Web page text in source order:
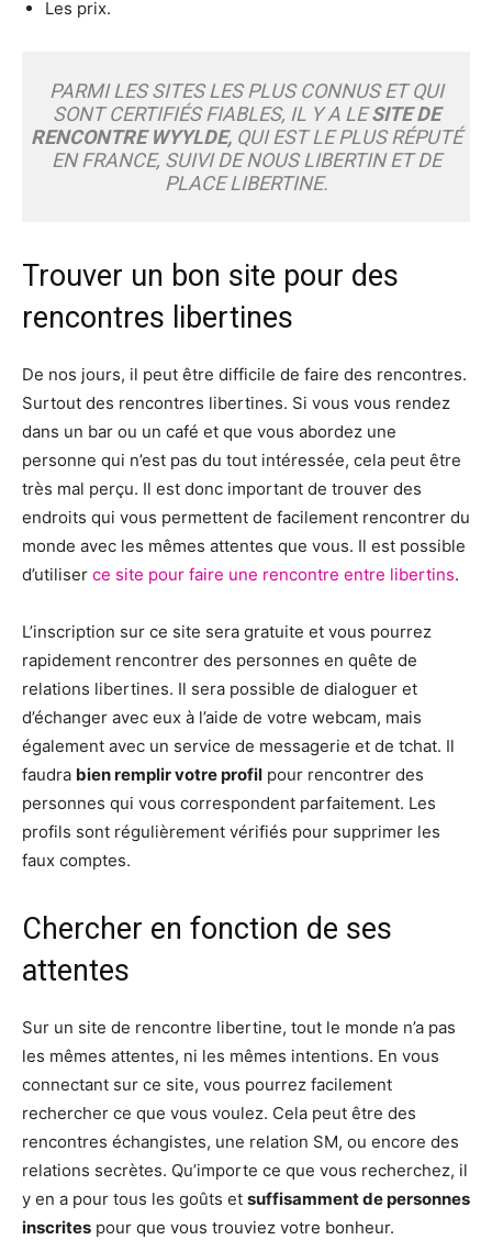
Les prix.
PARMI LES SITES LES PLUS CONNUS ET QUI
SONT CERTIFIÉS FIABLES, IL Y A LESITE DE
RENCONTRE WYYLDE, QUI EST LE PLUS RÉPUTÉ
EN FRANCE, SUIVI DE NOUS LIBERTIN ET DE
PLACE LIBERTINE.
Trouver un bon site pour des
rencontres libertines
De nos jours, il peut être difficile de faire des rencontres.
Surtout des rencontres libertines. Si vous vous rendez
dans un bar ou un café et que vous abordez une
personne qui n’est pas du tout intéressée, cela peut être
très mal perçu. Il est donc important de trouver des
endroits qui vous permettent de facilement rencontrer du
monde avec les mêmes attentes que vous. Il est possible
d’utiliser ce site pour faire une rencontre entre libertins.
L’inscription sur ce site sera gratuite et vous pourrez
rapidement rencontrer des personnes en quête de
relations libertines. Il sera possible de dialoguer et
d’échanger avec eux à l’aide de votre webcam, mais
également avec un service de messagerie et de tchat. Il
faudra bien remplir votre profil pour rencontrer des
personnes qui vous correspondent parfaitement. Les
profils sont régulièrement vérifiés pour supprimer les
faux comptes.
Chercher en fonction de ses
attentes
Sur un site de rencontre libertine, tout le monde n’a pas
les mêmes attentes, ni les mêmes intentions. En vous
connectant sur ce site, vous pourrez facilement
rechercher ce que vous voulez. Cela peut être des
rencontres échangistes, une relation SM, ou encore des
relations secrètes. Qu’importe ce que vous recherchez, il
y en a pour tous les goûts et suffisamment de personnes
inscrites pour que vous trouviez votre bonheur.